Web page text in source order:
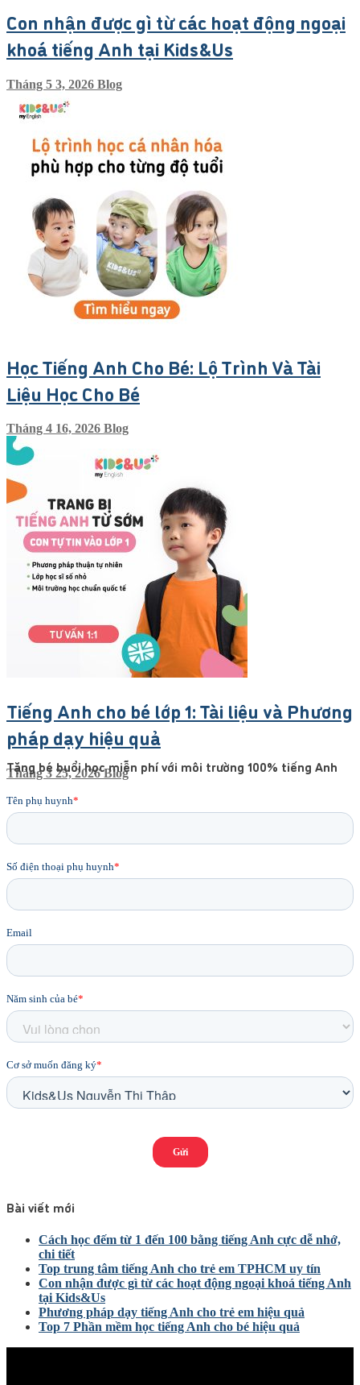
Con nhận được gì từ các hoạt động ngoại
khoá tiếng Anh tại Kids&Us
Tháng 5 3, 2026 Blog
Học Tiếng Anh Cho Bé: Lộ Trình Và Tài
Liệu Học Cho Bé
Tháng 4 16, 2026 Blog
Tiếng Anh cho bé lớp 1: Tài liệu và Phương
pháp dạy hiệu quả
Tháng 3 25, 2026Blog
Tặng bé buổi học miễn phí với môi trường 100% tiếng Anh
Bài viết mới
Cách học đếm từ 1 đến 100 bằng tiếng Anh cực dễ nhớ,
chi tiết
Top trung tâm tiếng Anh cho trẻ em TPHCM uy tín
Con nhận được gì từ các hoạt động ngoại khoá tiếng Anh
tại Kids&Us
Phương pháp dạy tiếng Anh cho trẻ em hiệu quả
Top 7 Phần mềm học tiếng Anh cho bé hiệu quả